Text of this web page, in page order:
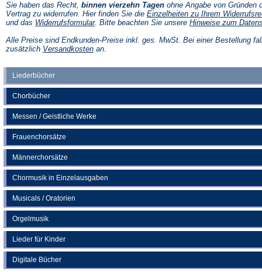
Liederbücher
Chorbücher
Messen / Geistliche Werke
Frauenchorsätze
Männerchorsätze
Chormusik in Einzelausgaben
Musicals / Oratorien
Orgelmusik
Lieder für Kinder
Digitale Bücher
Sie haben das Recht, binnen vierzehn Tagen ohne Angabe von Gründen
Vertrag zu widerrufen. Hier finden Sie die Einzelheiten zu Ihrem
und das Widerrufsformular(Öffnet
einem
neuen
. Bitte beachten Sie unsere Hinweise zum
Alle Preise sind Endkunden-Preise inkl. ges. MwSt. Bei einer Bestellung
zusätzlich Versandkosten(Öffnet
an.